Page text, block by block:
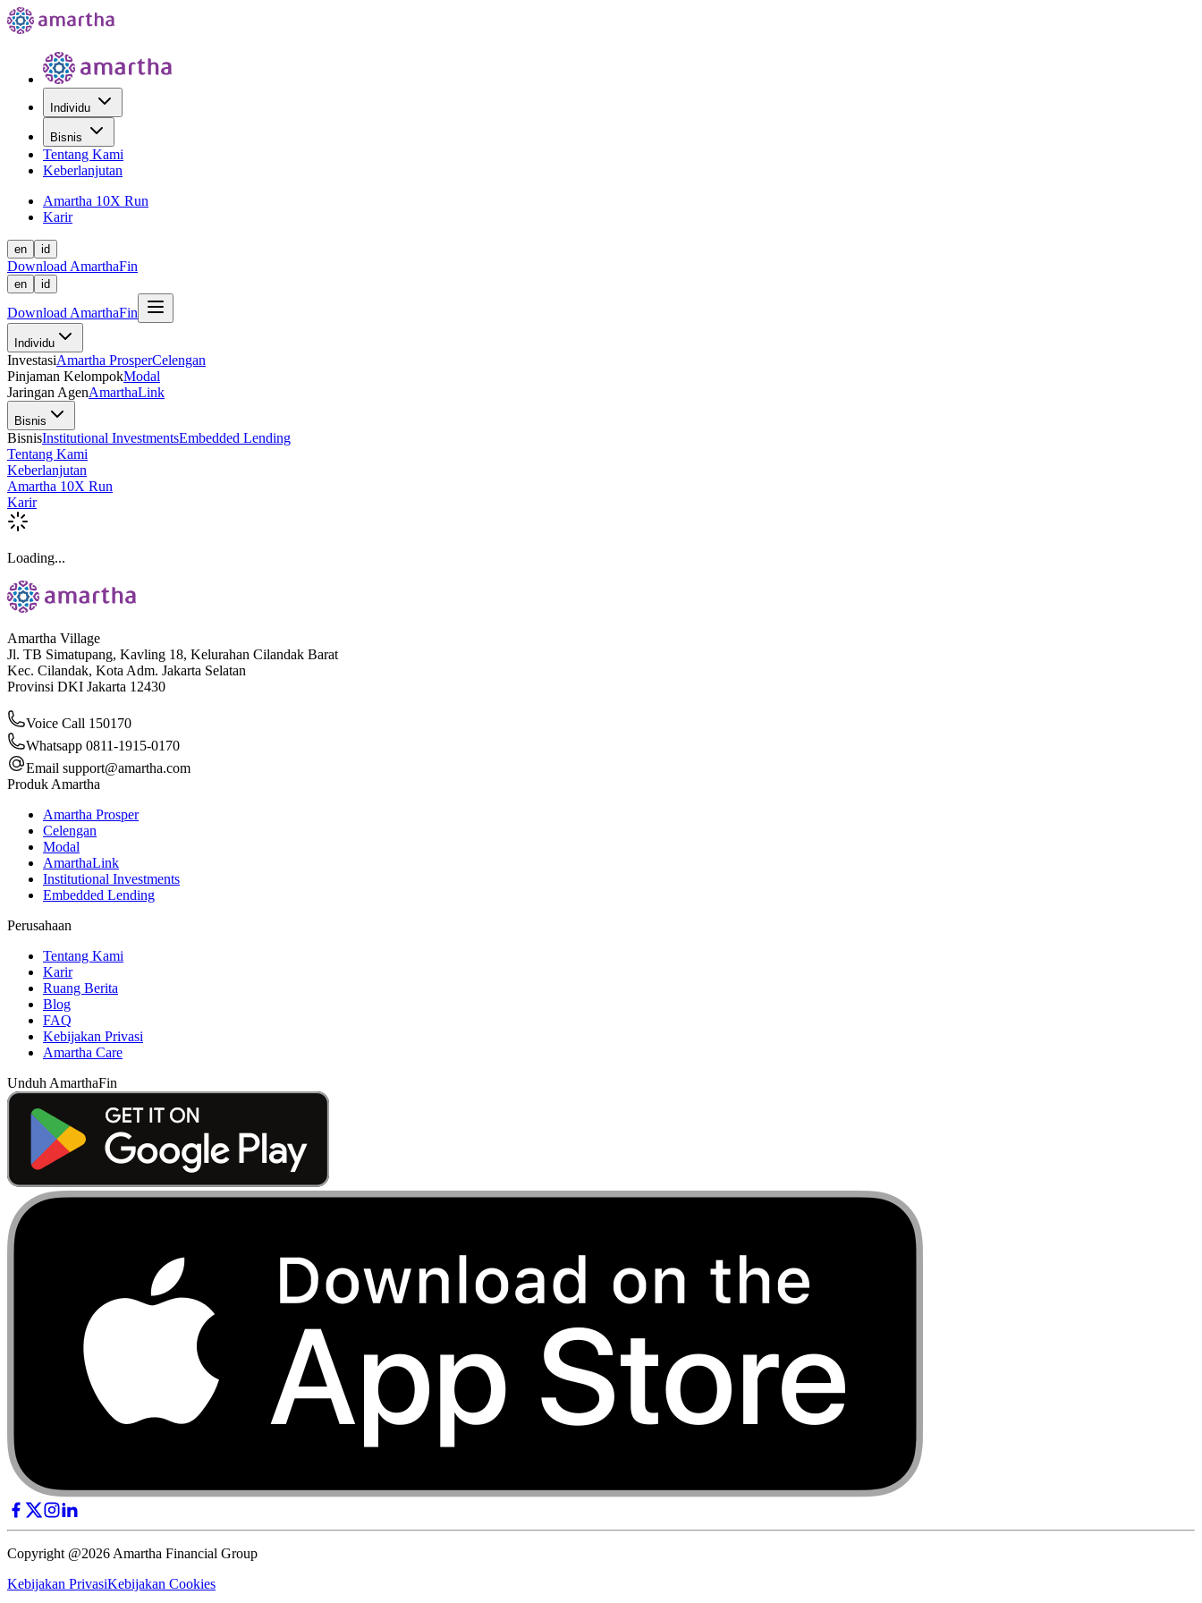
Individu
Bisnis
Tentang Kami
Keberlanjutan
Amartha 10X Run
Karir
en id
Download AmarthaFin
en id
Download AmarthaFin
Individu
InvestasiAmartha ProsperCelengan
Pinjaman KelompokModal
Jaringan AgenAmarthaLink
Bisnis
BisnisInstitutional InvestmentsEmbedded Lending
Tentang Kami
Keberlanjutan
Amartha 10X Run
Karir
Loading...
Amartha Village
Jl. TB Simatupang, Kavling 18, Kelurahan Cilandak Barat
Kec. Cilandak, Kota Adm. Jakarta Selatan
Provinsi DKI Jakarta 12430
Voice Call 150170
Whatsapp 0811-1915-0170
Email support@amartha.com
Produk Amartha
Amartha Prosper
Celengan
Modal
AmarthaLink
Institutional Investments
Embedded Lending
Perusahaan
Tentang Kami
Karir
Ruang Berita
Blog
FAQ
Kebijakan Privasi
Amartha Care
Unduh AmarthaFin
Copyright @2026 Amartha Financial Group
Kebijakan PrivasiKebijakan Cookies